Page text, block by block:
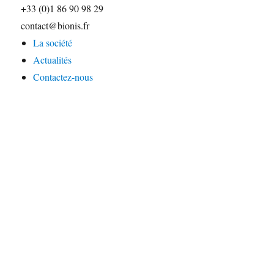
+33 (0)1 86 90 98 29
contact@bionis.fr
La société
Actualités
Contactez-nous